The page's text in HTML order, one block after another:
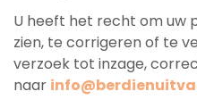
U heeft het recht om uw
zien, te corrigeren of te
verzoek tot inzage,
naar